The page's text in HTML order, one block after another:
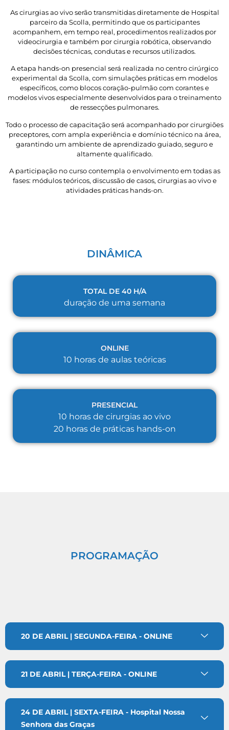
As cirurgias ao vivo serão transmitidas diretamente de Hospital
parceiro da Scolla, permitindo que os participantes
acompanhem, em tempo real, procedimentos realizados por
videocirurgia e também por cirurgia robótica, observando
decisões técnicas, condutas e recursos utilizados.
A etapa hands-on presencial será realizada no centro cirúrgico
experimental da Scolla, com simulações práticas em modelos
específicos, como blocos coração-pulmão com corantes e
modelos vivos especialmente desenvolvidos para o treinamento
de ressecções pulmonares.
Todo o processo de capacitação será acompanhado por cirurgiões
preceptores, com ampla experiência e domínio técnico na área,
garantindo um ambiente de aprendizado guiado, seguro e
altamente qualificado.
A participação no curso contempla o envolvimento em todas as
fases: módulos teóricos, discussão de casos, cirurgias ao vivo e
atividades práticas hands-on.
DINÂMICA
TOTAL DE 40 H/A
duração de uma semana
ONLINE
10 horas de aulas teóricas
PRESENCIAL
10 horas de cirurgias ao vivo
20 horas de práticas hands-on
PROGRAMAÇÃO
20 DE ABRIL | SEGUNDA-FEIRA - ONLINE
21 DE ABRIL | TERÇA-FEIRA - ONLINE
24 DE ABRIL | SEXTA-FEIRA - Hospital Nossa
Senhora das Graças